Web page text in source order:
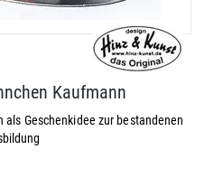
Kaufmann
Geschenkidee zur bestandenen